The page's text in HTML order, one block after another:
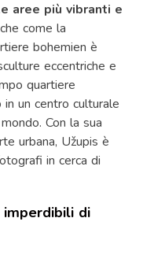
aree più vibranti e
come la
bohemien è
eccentriche e
quartiere
un centro culturale
Con la sua
urbana, Užupis è
in cerca di
di